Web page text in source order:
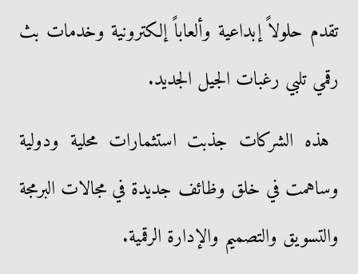
تقدم حلولاً إبداعية وألعاباً إلكترونية وخدمات بث
رقمي تلبي رغبات الجيل الجديد.
هذه الشركات جذبت استثمارات محلية ودولية
وساهمت في خلق وظائف جديدة في مجالات البرمجة
والتسويق والتصميم والإدارة الرقمية.